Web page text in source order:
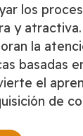
los
y
la
basadas
el
de